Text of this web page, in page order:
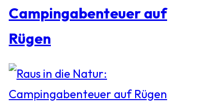
Campingabenteuer auf
Rügen